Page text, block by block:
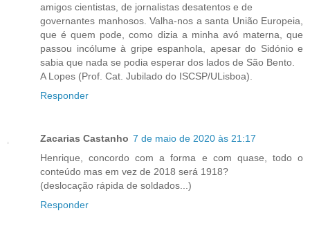
amigos cientistas, de jornalistas desatentos e de
governantes manhosos. Valha-nos a santa União Europeia,
que é quem pode, como dizia a minha avó materna, que
passou incólume à gripe espanhola, apesar do Sidónio e
sabia que nada se podia esperar dos lados de São Bento.
A Lopes (Prof. Cat. Jubilado do ISCSP/ULisboa).
Responder
Zacarias Castanho 7 de maio de 2020 às 21:17
Henrique, concordo com a forma e com quase, todo o
conteúdo mas em vez de 2018 será 1918?
(deslocação rápida de soldados...)
Responder